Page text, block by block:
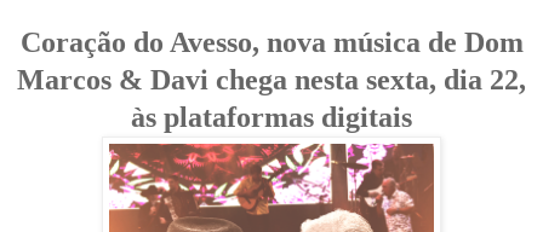
Coração do Avesso, nova música de Dom
Marcos & Davi chega nesta sexta, dia 22,
às plataformas digitais